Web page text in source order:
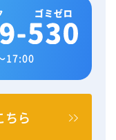
17:00
ちら